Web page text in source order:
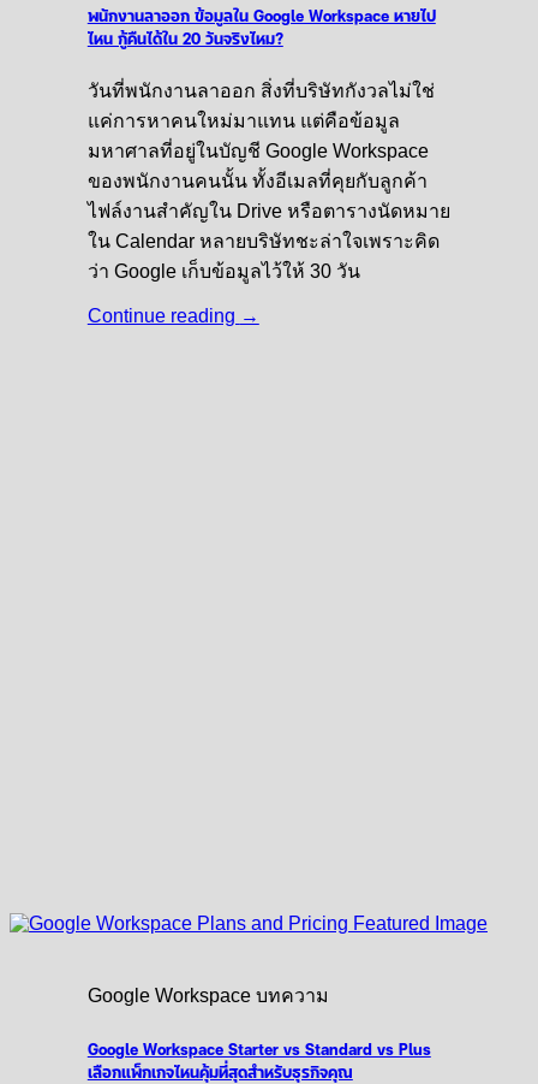
พนักงานลาออก ข้อมูลใน Google Workspace หายไป
ไหน กู้คืนได้ใน 20 วันจริงไหม?
วันที่พนักงานลาออก สิ่งที่บริษัทกังวลไม่ใช่
แค่การหาคนใหม่มาแทน แต่คือข้อมูล
มหาศาลที่อยู่ในบัญชี Google Workspace
ของพนักงานคนนั้น ทั้งอีเมลที่คุยกับลูกค้า
ไฟล์งานสำคัญใน Drive หรือตารางนัดหมาย
ใน Calendar หลายบริษัทชะล่าใจเพราะคิด
ว่า Google เก็บข้อมูลไว้ให้ 30 วัน
Continue reading →
Google Workspace บทความ
Google Workspace Starter vs Standard vs Plus
เลือกแพ็กเกจไหนคุ้มที่สุดสำหรับธุรกิจคุณ